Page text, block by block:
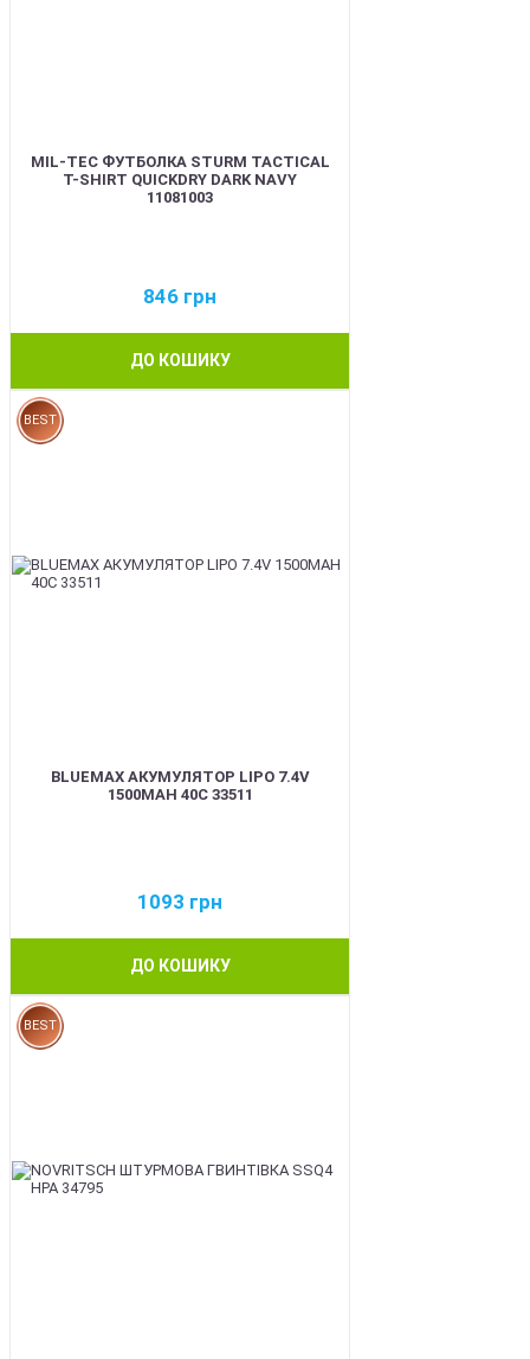
MIL-TEC ФУТБОЛКА STURM TACTICAL
T-SHIRT QUICKDRY DARK NAVY
11081003
846 грн
ДО КОШИКУ
BEST
BLUEMAX АКУМУЛЯТОР LIPO 7.4V
1500MAH 40C 33511
1093 грн
ДО КОШИКУ
BEST